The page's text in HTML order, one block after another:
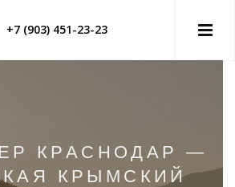
+7 (903) 451-23-23
КРАСНОДАР —
КРЫМСКИЙ